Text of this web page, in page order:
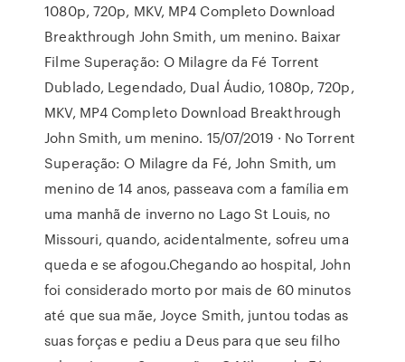
1080p, 720p, MKV, MP4 Completo Download
Breakthrough John Smith, um menino. Baixar
Filme Superação: O Milagre da Fé Torrent
Dublado, Legendado, Dual Áudio, 1080p, 720p,
MKV, MP4 Completo Download Breakthrough
John Smith, um menino. 15/07/2019 · No Torrent
Superação: O Milagre da Fé, John Smith, um
menino de 14 anos, passeava com a família em
uma manhã de inverno no Lago St Louis, no
Missouri, quando, acidentalmente, sofreu uma
queda e se afogou.Chegando ao hospital, John
foi considerado morto por mais de 60 minutos
até que sua mãe, Joyce Smith, juntou todas as
suas forças e pediu a Deus para que seu filho